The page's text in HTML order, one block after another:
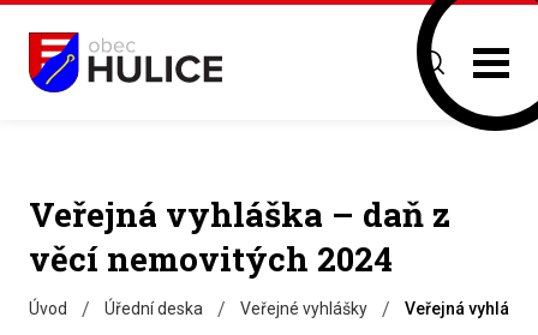
Veřejná vyhláška – daň z
věcí nemovitých 2024
Úvod / Úřední deska / Veřejné vyhlášky / Veřejná